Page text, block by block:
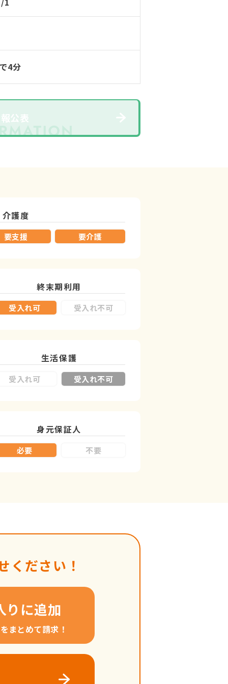
4分
公表
介護度
要支援 要介護
終末期利用
受入れ可 受入れ不可
生活保護
受入れ可 受入れ不可
身元保証人
必要 不要
ください！
りに追加
まとめて請求！